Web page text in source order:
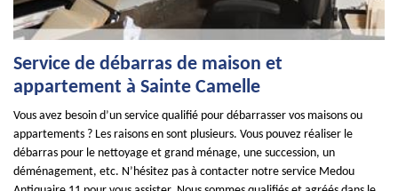
Service de débarras de maison et
appartement à Sainte Camelle
Vous avez besoin d’un service qualifié pour débarrasser vos maisons ou
appartements ? Les raisons en sont plusieurs. Vous pouvez réaliser le
débarras pour le nettoyage et grand ménage, une succession, un
déménagement, etc. N’hésitez pas à contacter notre service Medou